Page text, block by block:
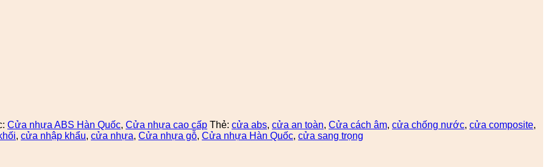
Cửa nhựa ABS Hàn Quốc, Cửa nhựa cao cấp Thẻ: cửa abs, cửa an toàn, Cửa cách âm, cửa chống nước, cửa composite,
, cửa nhập khẩu, cửa nhựa, Cửa nhựa gỗ, Cửa nhựa Hàn Quốc, cửa sang trọng